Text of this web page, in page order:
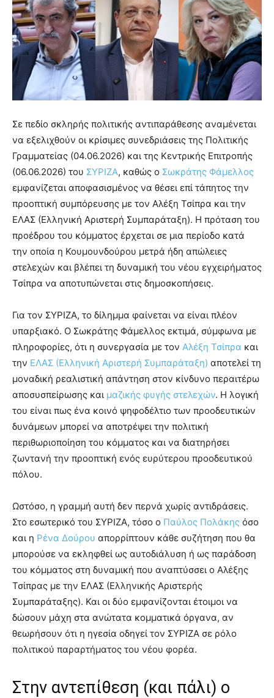
Σε πεδίο σκληρής πολιτικής αντιπαράθεσης αναμένεται
να εξελιχθούν οι κρίσιμες συνεδριάσεις της Πολιτικής
Γραμματείας (04.06.2026) και της Κεντρικής Επιτροπής
(06.06.2026) του ΣΥΡΙΖΑ, καθώς ο Σωκράτης Φάμελλος
εμφανίζεται αποφασισμένος να θέσει επί τάπητος την
προοπτική συμπόρευσης με τον Αλέξη Τσίπρα και την
ΕΛΑΣ (Ελληνική Αριστερή Συμπαράταξη). Η πρόταση του
προέδρου του κόμματος έρχεται σε μια περίοδο κατά
την οποία η Κουμουνδούρου μετρά ήδη απώλειες
στελεχών και βλέπει τη δυναμική του νέου εγχειρήματος
Τσίπρα να αποτυπώνεται στις δημοσκοπήσεις.
Για τον ΣΥΡΙΖΑ, το δίλημμα φαίνεται να είναι πλέον
υπαρξιακό. Ο Σωκράτης Φάμελλος εκτιμά, σύμφωνα με
πληροφορίες, ότι η συνεργασία με τον Αλέξη Τσίπρα και
την ΕΛΑΣ (Ελληνική Αριστερή Συμπαράταξη) αποτελεί τη
μοναδική ρεαλιστική απάντηση στον κίνδυνο περαιτέρω
αποσυσπείρωσης και μαζικής φυγής στελεχών. Η λογική
του είναι πως ένα κοινό ψηφοδέλτιο των προοδευτικών
δυνάμεων μπορεί να αποτρέψει την πολιτική
περιθωριοποίηση του κόμματος και να διατηρήσει
ζωντανή την προοπτική ενός ευρύτερου προοδευτικού
πόλου.
Ωστόσο, η γραμμή αυτή δεν περνά χωρίς αντιδράσεις.
Στο εσωτερικό του ΣΥΡΙΖΑ, τόσο ο Παύλος Πολάκης όσο
και η Ρένα Δούρου απορρίπτουν κάθε συζήτηση που θα
μπορούσε να εκληφθεί ως αυτοδιάλυση ή ως παράδοση
του κόμματος στη δυναμική που αναπτύσσει ο Αλέξης
Τσίπρας με την ΕΛΑΣ (Ελληνικής Αριστερής
Συμπαράταξης). Και οι δύο εμφανίζονται έτοιμοι να
δώσουν μάχη στα ανώτατα κομματικά όργανα, αν
θεωρήσουν ότι η ηγεσία οδηγεί τον ΣΥΡΙΖΑ σε ρόλο
πολιτικού παραρτήματος του νέου φορέα.
Στην αντεπίθεση (και πάλι) ο